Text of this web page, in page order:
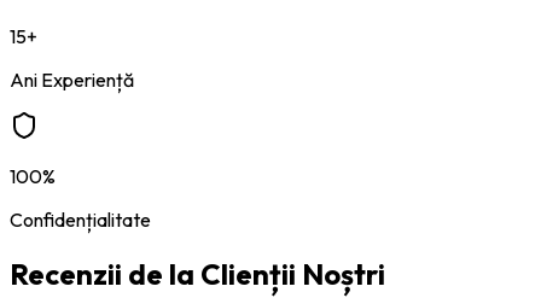
15+
Ani Experiență
100%
Confidențialitate
Recenzii de la Clienții Noștri